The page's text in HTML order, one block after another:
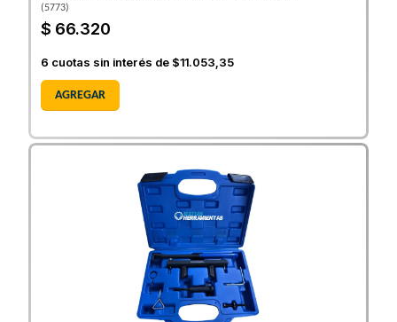
(5773)
$ 66.320
6 cuotas sin interés de $11.053,35
AGREGAR